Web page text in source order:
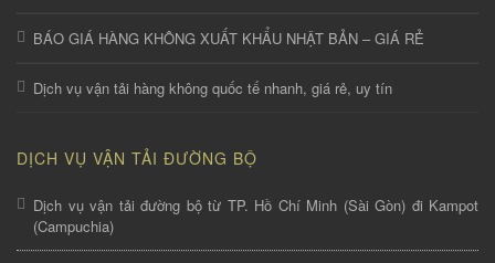
BÁO GIÁ HÀNG KHÔNG XUẤT KHẨU NHẬT BẢN – GIÁ RẺ
Dịch vụ vận tải hàng không quốc tế nhanh, giá rẻ, uy tín
DỊCH VỤ VẬN TẢI ĐƯỜNG BỘ
Dịch vụ vận tải đường bộ từ TP. Hồ Chí Minh (Sài Gòn) đi Kampot
(Campuchia)